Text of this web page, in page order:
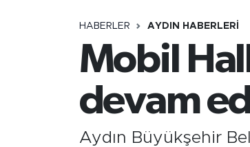
HABERLER AYDIN HABERLERI
Mobil
devam
Aydın Büyükşehir